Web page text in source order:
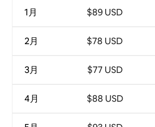
1月
2月
3月
4月
$89 USD
$78 USD
$77 USD
$88 USD